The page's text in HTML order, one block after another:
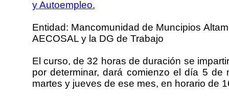
y Autoempleo.
Entidad: Mancomunidad de Muncipios
AECOSAL y la DG de Trabajo
El curso, de 32 horas de duración se
por determinar, dará comienzo el día 5 de
martes y jueves de ese mes, en horario de